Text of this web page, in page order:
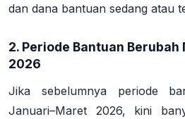
dan dana bantuan sedang atau
2. Periode Bantuan
2026
Jika sebelumnya periode
Januari–Maret 2026, kini